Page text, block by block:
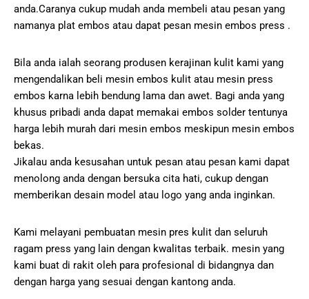
anda.Caranya cukup mudah anda membeli atau pesan yang
namanya plat embos atau dapat pesan mesin embos press .
Bila anda ialah seorang produsen kerajinan kulit kami yang
mengendalikan beli mesin embos kulit atau mesin press
embos karna lebih bendung lama dan awet. Bagi anda yang
khusus pribadi anda dapat memakai embos solder tentunya
harga lebih murah dari mesin embos meskipun mesin embos
bekas.
Jikalau anda kesusahan untuk pesan atau pesan kami dapat
menolong anda dengan bersuka cita hati, cukup dengan
memberikan desain model atau logo yang anda inginkan.
Kami melayani pembuatan mesin pres kulit dan seluruh
ragam press yang lain dengan kwalitas terbaik. mesin yang
kami buat di rakit oleh para profesional di bidangnya dan
dengan harga yang sesuai dengan kantong anda.